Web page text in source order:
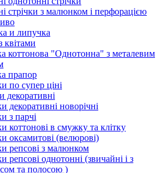
стрічки з малюнком і перфорацією
и липучка
квітами
коттонова "Однотонна" з металевим
прапор
по супер ціні
декоративні
декоративні новорічні
з парчі
коттонові в смужку та клітку
оксамитові (велюрові)
репсові з малюнком
репсові однотонні (звичайні і з
та полосою )